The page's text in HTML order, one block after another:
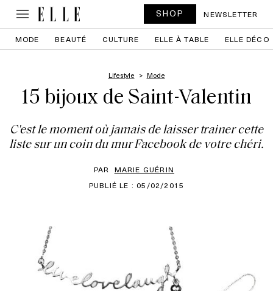
SHOP NEWSLETTER
MODE BEAUTÉ CULTURE ELLE À TABLE ELLE DÉCO
Lifestyle Mode
15 bijoux de Saint-Valentin
C'est le moment où jamais de laisser trainer cette
liste sur un coin du mur Facebook de votre chéri.
PAR MARIE GUÉRIN
PUBLIÉ LE : 05/02/2015